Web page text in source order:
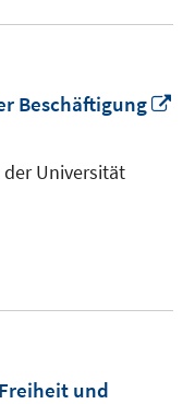
Beschäftigung
Universität
und